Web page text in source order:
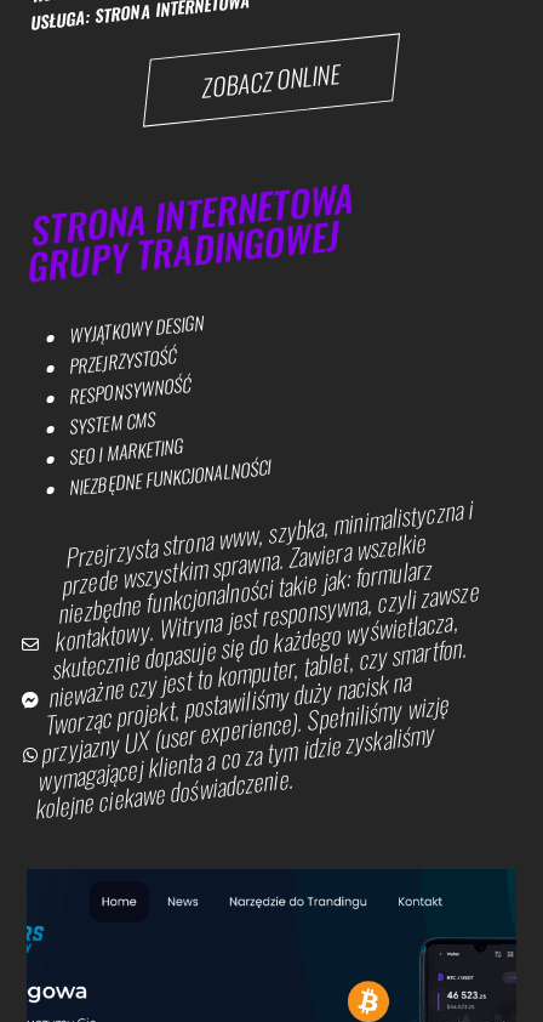
USŁUGA: STRONA INTERNETOWA
ZOBACZ ONLINE
STRONA INTERNETOWA
GRUPY TRADINGOWEJ
WYJĄTKOWY DESIGN
PRZEJRZYSTOŚĆ
RESPONSYWNOŚĆ
SYSTEM CMS
SEO I MARKETING
NIEZBĘDNE FUNKCJONALNOŚCI
Przejrzysta strona www, szybka, minimalistyczna i
przede wszystkim sprawna. Zawiera wszelkie
niezbędne funkcjonalności takie jak: formularz
kontaktowy. Witryna jest responsywna, czyli zawsze
skutecznie dopasuje się do każdego wyświetlacza,
nieważne czy jest to komputer, tablet, czy smartfon.
Tworząc projekt, postawiliśmy duży nacisk na
przyjazny UX (user experience). Spełniliśmy wizję
wymagającej klienta a co za tym idzie zyskaliśmy
kolejne ciekawe doświadczenie.
Button
email
facebook
whatsup